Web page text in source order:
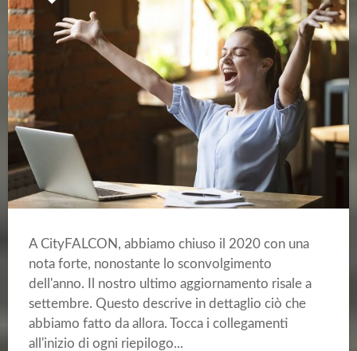
A CityFALCON, abbiamo chiuso il 2020 con una
nota forte, nonostante lo sconvolgimento
dell'anno. Il nostro ultimo aggiornamento risale a
settembre. Questo descrive in dettaglio ciò che
abbiamo fatto da allora. Tocca i collegamenti
all'inizio di ogni riepilogo...